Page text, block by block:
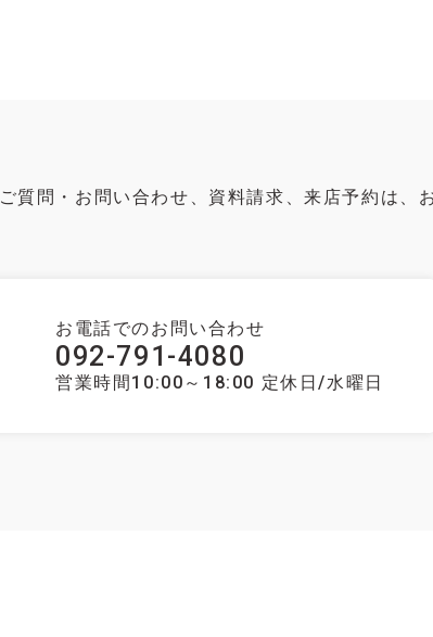
ご質問・お問い合わせ、資料請求、来店予約は、
お電話でのお問い合わせ
092-791-4080
営業時間10:00～18:00 定休日/水曜日